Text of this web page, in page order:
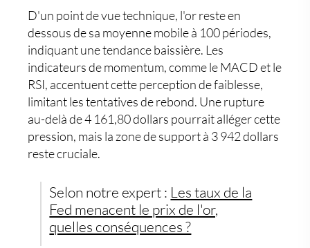
D'un point de vue technique, l'or reste en
dessous de sa moyenne mobileà 100 périodes,
indiquant une tendance baissière. Les
indicateurs de momentum, comme le MACD et le
RSI, accentuent cette perception de faiblesse,
limitant les tentatives de rebond. Une rupture
au-delà de 4 161,80 dollars pourrait alléger cette
pression, mais la zone de support à 3 942 dollars
reste cruciale.
Selon notre expert : Les taux de la
Fed menacent le prix de l'or,
quelles conséquences ?